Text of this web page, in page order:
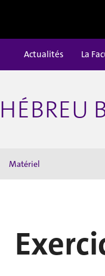
Actualités La
Matériel